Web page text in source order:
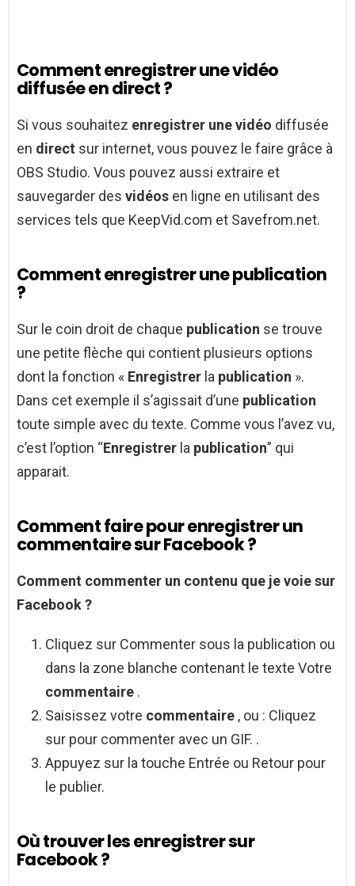
Comment enregistrer une vidéo
diffusée en direct ?
Si vous souhaitez enregistrer une vidéo diffusée
en direct sur internet, vous pouvez le faire grâce à
OBS Studio. Vous pouvez aussi extraire et
sauvegarder des vidéos en ligne en utilisant des
services tels que KeepVid.com et Savefrom.net.
Comment enregistrer une publication
?
Sur le coin droit de chaque publication se trouve
une petite flèche qui contient plusieurs options
dont la fonction « Enregistrer la publication ».
Dans cet exemple il s’agissait d’une publication
toute simple avec du texte. Comme vous l’avez vu,
c’est l’option “Enregistrer la publication” qui
apparait.
Comment faire pour enregistrer un
commentaire sur Facebook ?
Comment commenter un contenu que je voie sur
Facebook?
Cliquez sur Commenter sous la publication ou
dans la zone blanche contenant le texte Votre
commentaire .
Saisissez votre commentaire , ou : Cliquez
sur pour commenter avec un GIF. .
Appuyez sur la touche Entrée ou Retour pour
le publier.
Où trouver les enregistrer sur
Facebook ?